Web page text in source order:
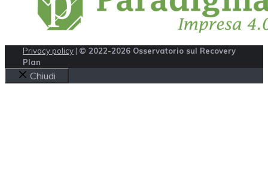
Privacy policy | © 2022-2026 Osservatorio sul Recovery
Plan
Chiudi